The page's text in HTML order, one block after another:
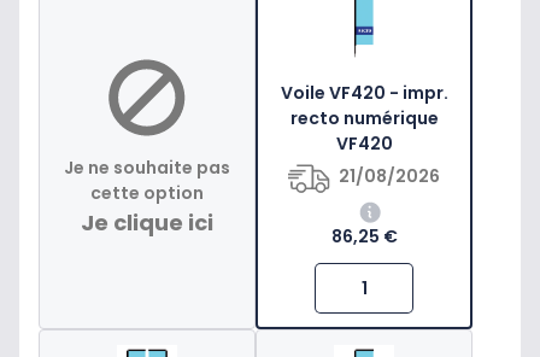
Je ne souhaite pas
cette option
Je clique ici
Voile VF420 - impr.
recto numérique
VF420
21/08/2026
86,25 €